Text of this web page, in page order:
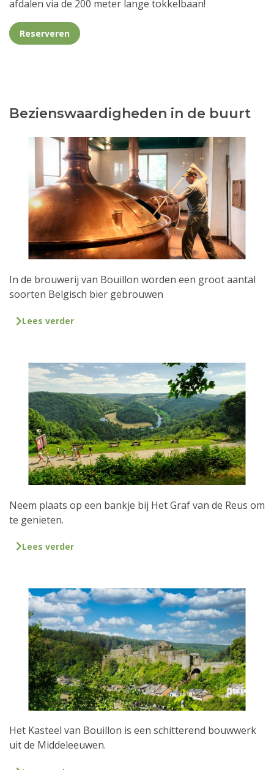
afdalen via de 200 meter lange tokkelbaan!
Reserveren
Bezienswaardigheden in de buurt
In de brouwerij van Bouillon worden een groot aantal
soorten Belgisch bier gebrouwen
Lees verder
Neem plaats op een bankje bij Het Graf van de Reus om
te genieten.
Lees verder
Het Kasteel van Bouillon is een schitterend bouwwerk
uit de Middeleeuwen.